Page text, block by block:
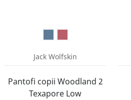
Jack Wolfskin
Pantofi copii Woodland 2
Texapore Low